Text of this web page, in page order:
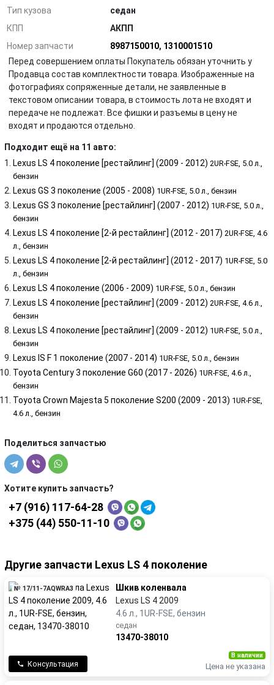
Тип кузова
седан
КПП
АКПП
Номер запчасти
8987150010, 1310001510
Перед совершением оплаты Покупатель обязан уточнить у
Продавца состав комплектности товара. Изображенные на
фотографиях сопряженные детали, не заявленные в
текстовом описании товара, в стоимость лота не входят и
передаче не подлежат. Все фишки и разъемы в цену не
входят и продаются отдельно.
Подходит ещё на 11 авто:
Lexus LS 4 поколение [рестайлинг] (2009 - 2012) 2UR-FSE, 5.0 л.,
бензин
Lexus GS 3 поколение (2005 - 2008) 1UR-FSE, 5.0 л., бензин
Lexus GS 3 поколение [рестайлинг] (2007 - 2012) 1UR-FSE, 5.0 л.,
бензин
Lexus LS 4 поколение [2-й рестайлинг] (2012 - 2017) 2UR-FSE, 4.6
л., бензин
Lexus LS 4 поколение [2-й рестайлинг] (2012 - 2017) 1UR-FSE, 5.0
л., бензин
Lexus LS 4 поколение (2006 - 2009) 1UR-FSE, 5.0 л., бензин
Lexus LS 4 поколение [рестайлинг] (2009 - 2012) 2UR-FSE, 4.6 л.,
бензин
Lexus LS 4 поколение [рестайлинг] (2009 - 2012) 1UR-FSE, 5.0 л.,
бензин
Lexus IS F 1 поколение (2007 - 2014) 1UR-FSE, 5.0 л., бензин
Toyota Century 3 поколение G60 (2017 - 2026) 1UR-FSE, 4.6 л.,
бензин
Toyota Crown Majesta 5 поколение S200 (2009 - 2013) 1UR-FSE,
4.6 л., бензин
Поделиться запчастью
Хотите купить запчасть?
+7 (916) 117-64-28
+375 (44) 550-11-10
Другие запчасти Lexus LS 4 поколение
№ 17/11-7AQWRA3
Шкив коленвала
Lexus LS 4 2009
4.6 л., 1UR-FSE, бензин
седан
13470-38010
Консультация
В наличии
Цена не указана